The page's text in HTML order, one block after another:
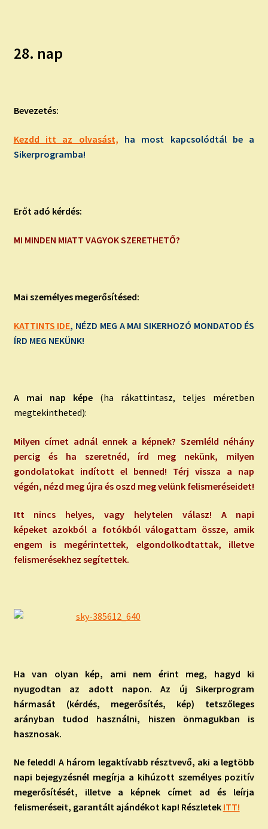
28. nap
Bevezetés:
Kezdd itt az olvasást, ha most kapcsolódtál be a
Sikerprogramba!
Erőt adó kérdés:
MI MINDEN MIATT VAGYOK SZERETHETŐ?
Mai személyes megerősítésed:
KATTINTS IDE, NÉZD MEG A MAI SIKERHOZÓ MONDATOD ÉS
ÍRD MEG NEKÜNK!
A mai nap képe (ha rákattintasz, teljes méretben
megtekintheted):
Milyen címet adnál ennek a képnek? Szemléld néhány
percig és ha szeretnéd, írd meg nekünk, milyen
gondolatokat indított el benned! Térj vissza a nap
végén, nézd meg újra és oszd meg velünk felismeréseidet!
Itt nincs helyes, vagy helytelen válasz! A napi
képeket azokból a fotókból válogattam össze, amik
engem is megérintettek, elgondolkodtattak, illetve
felismerésekhez segítettek.
Ha van olyan kép, ami nem érint meg, hagyd ki
nyugodtan az adott napon. Az új Sikerprogram
hármasát (kérdés, megerősítés, kép) tetszőleges
arányban tudod használni, hiszen önmagukban is
hasznosak.
Ne feledd! A három legaktívabb résztvevő, aki a legtöbb
napi bejegyzésnél megírja a kihúzott személyes pozitív
megerősítését, illetve a képnek címet ad és leírja
felismeréseit, garantált ajándékot kap! Részletek ITT!